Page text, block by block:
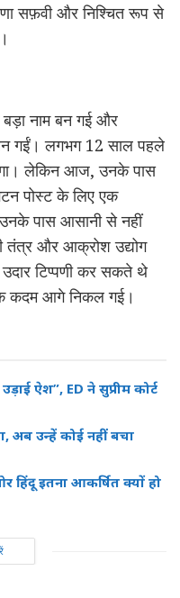
सफ़वी और निश्चित रूप से
नाम बन गई और
गईं। लगभग 12 साल पहले
लेकिन आज, उनके पास
पोस्ट के लिए एक
पास आसानी से नहीं
और आक्रोश उद्योग
टिप्पणी कर सकते थे
कदम आगे निकल गई।
ऐश”, ED ने सुप्रीम कोर्ट
अब उन्हें कोई नहीं बचा
हिंदू इतना आकर्षित क्यों हो